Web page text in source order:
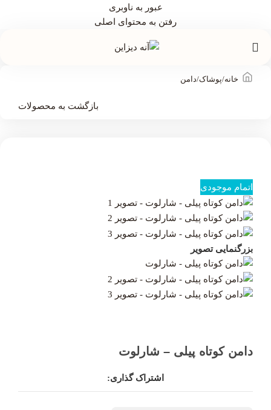
عبور به ناوبری
رفتن به محتوای اصلی
خانه/پوشاک/دامن
بازگشت به محصولات
اتمام موجودی
بزرگنمایی تصویر
دامن کوتاه پیلی – شارلوت
اشتراک گذاری: